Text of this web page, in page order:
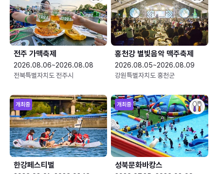
전주 가맥축제
2026.08.06~2026.08.08
전북특별자치도 전주시
홍천강 별빛음악 맥주축제
2026.08.05~2026.08.09
강원특별자치도 홍천군
개최중
한강페스티벌
개최중
성북문화바캉스